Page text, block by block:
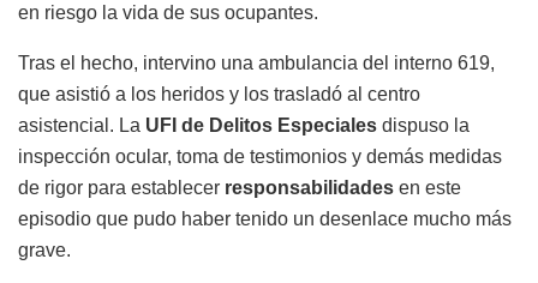
en riesgo la vida de sus ocupantes.
Tras el hecho, intervino una ambulancia del interno 619,
que asistió a los heridos y los trasladó al centro
asistencial. La UFI de Delitos Especiales dispuso la
inspección ocular, toma de testimonios y demás medidas
de rigor para establecer responsabilidades en este
episodio que pudo haber tenido un desenlace mucho más
grave.